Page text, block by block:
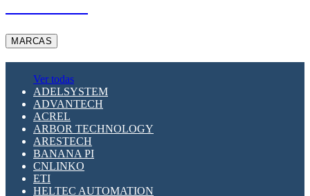
MARCAS
Ver todas
ADELSYSTEM
ADVANTECH
ACREL
ARBOR TECHNOLOGY
ARESTECH
BANANA PI
CNLINKO
ETI
HELTEC AUTOMATION